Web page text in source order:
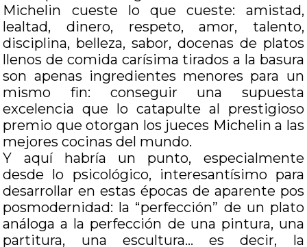
Michelin cueste lo que cueste: amistad,
lealtad, dinero, respeto, amor, talento,
disciplina, belleza, sabor, docenas de platos
llenos de comida carísima tirados a la basura
son apenas ingredientes menores para un
mismo fin: conseguir una supuesta
excelencia que lo catapulte al prestigioso
premio que otorgan los jueces Michelin a las
mejores cocinas del mundo.
Y aquí habría un punto, especialmente
desde lo psicológico, interesantísimo para
desarrollar en estas épocas de aparente pos
posmodernidad: la “perfección” de un plato
análoga a la perfección de una pintura, una
partitura, una escultura… es decir, la